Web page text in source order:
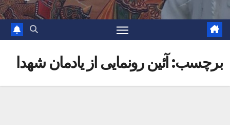
برچسب: آئین رونمایی از یادمان شهدا